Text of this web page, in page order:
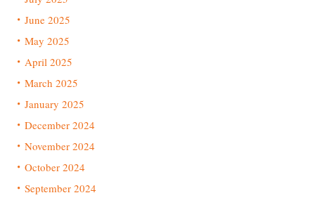
June 2025
May 2025
April 2025
March 2025
January 2025
December 2024
November 2024
October 2024
September 2024